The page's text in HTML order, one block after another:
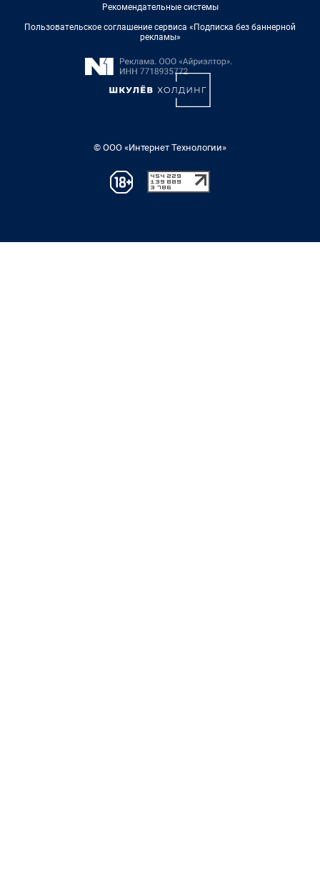
Рекомендательные системы
Пользовательское соглашение сервиса «Подписка без баннерной
рекламы»
© ООО «Интернет Технологии»